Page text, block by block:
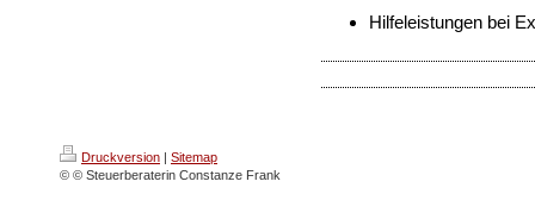
Hilfeleistungen bei
Druckversion | Sitemap
© © Steuerberaterin Constanze Frank